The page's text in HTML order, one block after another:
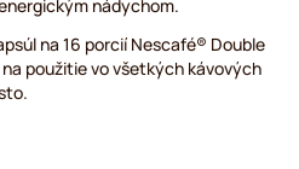
nádychom.
na 16 porcií Nescafé® Double
použitie vo všetkých kávových